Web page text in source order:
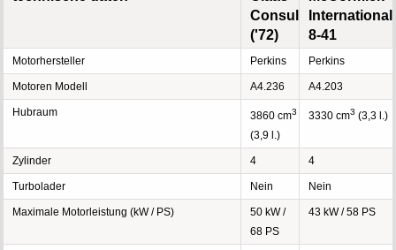
Consul
('72)
International
8-41
Motorhersteller Perkins Perkins
Motoren Modell A4.236 A4.203
Hubraum 3860 cm3
(3,9 l.)
3330 cm3 (3,3 l.)
Zylinder 4 4
Turbolader Nein Nein
Maximale Motorleistung (kW / PS)
50 kW /
68 PS
43 kW / 58 PS